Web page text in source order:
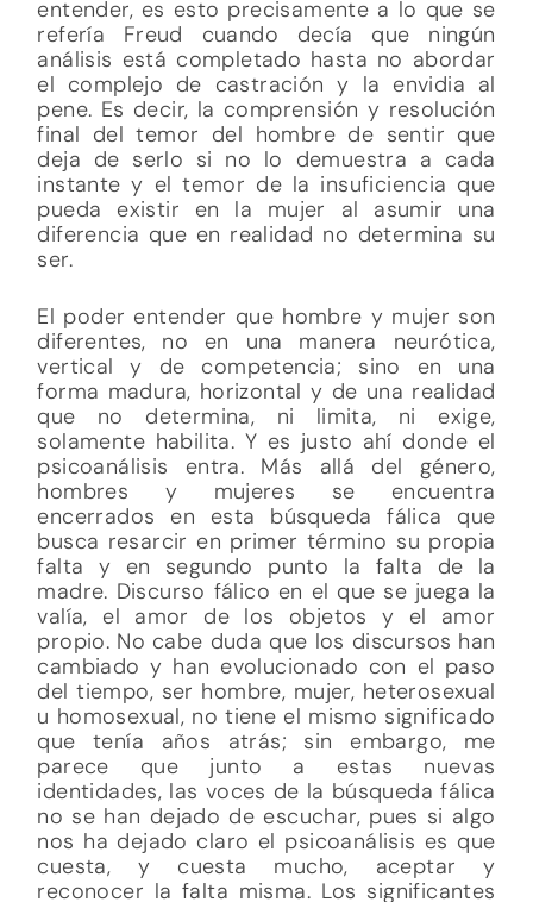
entender, es esto precisamente a lo que se
refería Freud cuando decía que ningún
análisis está completado hasta no abordar
el complejo de castración y la envidia al
pene. Es decir, la comprensión y resolución
final del temor del hombre de sentir que
deja de serlo si no lo demuestra a cada
instante y el temor de la insuficiencia que
pueda existir en la mujer al asumir una
diferencia que en realidad no determina su
ser.
El poder entender que hombre y mujer son
diferentes, no en una manera neurótica,
vertical y de competencia; sino en una
forma madura, horizontal y de una realidad
que no determina, ni limita, ni exige,
solamente habilita. Y es justo ahí donde el
psicoanálisis entra. Más allá del género,
hombres y mujeres se encuentra
encerrados en esta búsqueda fálica que
busca resarcir en primer término su propia
falta y en segundo punto la falta de la
madre. Discurso fálico en el que se juega la
valía, el amor de los objetos y el amor
propio. No cabe duda que los discursos han
cambiado y han evolucionado con el paso
del tiempo, ser hombre, mujer, heterosexual
u homosexual, no tiene el mismo significado
que tenía años atrás; sin embargo, me
parece que junto a estas nuevas
identidades, las voces de la búsqueda fálica
no se han dejado de escuchar, pues si algo
nos ha dejado claro el psicoanálisis es que
cuesta, y cuesta mucho, aceptar y
reconocer la falta misma. Los significantes